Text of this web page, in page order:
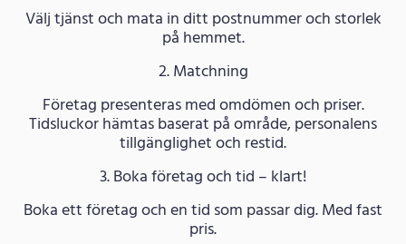
Välj tjänst och mata in ditt postnummer och storlek
på hemmet.
2. Matchning
Företag presenteras med omdömen och priser.
Tidsluckor hämtas baserat på område, personalens
tillgänglighet och restid.
3. Boka företag och tid – klart!
Boka ett företag och en tid som passar dig. Med fast
pris.